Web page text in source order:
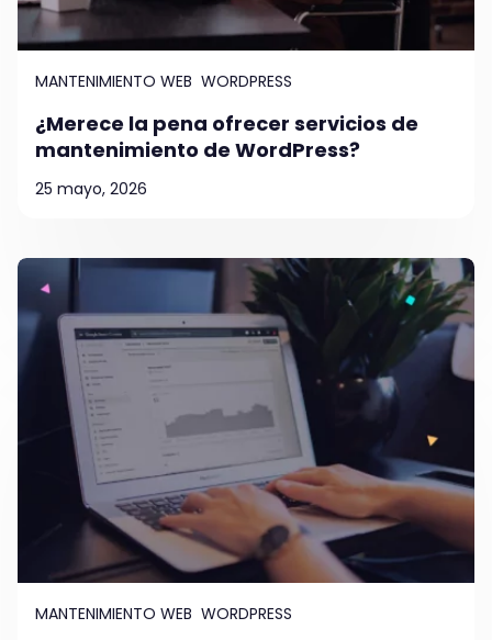
MANTENIMIENTO WEB WORDPRESS
¿Merece la pena ofrecer servicios de
mantenimiento de WordPress?
25 mayo, 2026
MANTENIMIENTO WEB WORDPRESS